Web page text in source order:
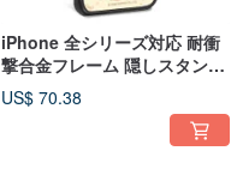
iPhone 全シリーズ対応 耐衝
撃合金フレーム 隠しスタンド
ミラーMagsafe ケース - タン
ポポ花丸
US$ 70.38